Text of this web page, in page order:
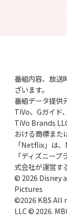
番組内容、放送
ざいます。
番組データ提供
TiVo、Gガイド
TiVo Brands
おける商標また
「Netflix」は
「ディズニー
式会社が運営す
© 2026 Disney
Pictures
©2026 KBS All
LLC © 2026.